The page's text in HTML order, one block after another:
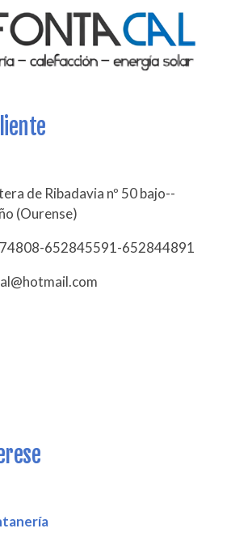
de Ribadavia nº 50 bajo--
(Ourense)
652845591-652844891